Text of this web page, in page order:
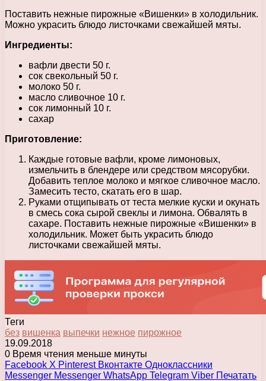
Поставить нежные пирожные «Вишенки» в холодильник.
Можно украсить блюдо листочками свежайшей мяты.
Ингредиенты:
вафли двести 50 г.
сок свекольный 50 г.
молоко 50 г.
масло сливочное 10 г.
сок лимонный 10 г.
сахар
Приготовление:
Каждые готовые вафли, кроме лимоновых,
измельчить в блендере или средством мясорубки.
Добавить теплое молоко и мягкое сливочное масло.
Замесить тесто, скатать его в шар.
Руками отщипывать от теста мелкие куски и окунать
в смесь сока сырой свеклы и лимона. Обвалять в
сахаре. Поставить нежные пирожные «Вишенки» в
холодильник. Может быть украсить блюдо
листочками свежайшей мяты.
Теги
без вишенка выпечки нежное пирожное
19.09.2018
0 Время чтения меньше минуты
Facebook X Pinterest Вконтакте Одноклассники
Messenger Messenger WhatsApp Telegram Viber Печатать